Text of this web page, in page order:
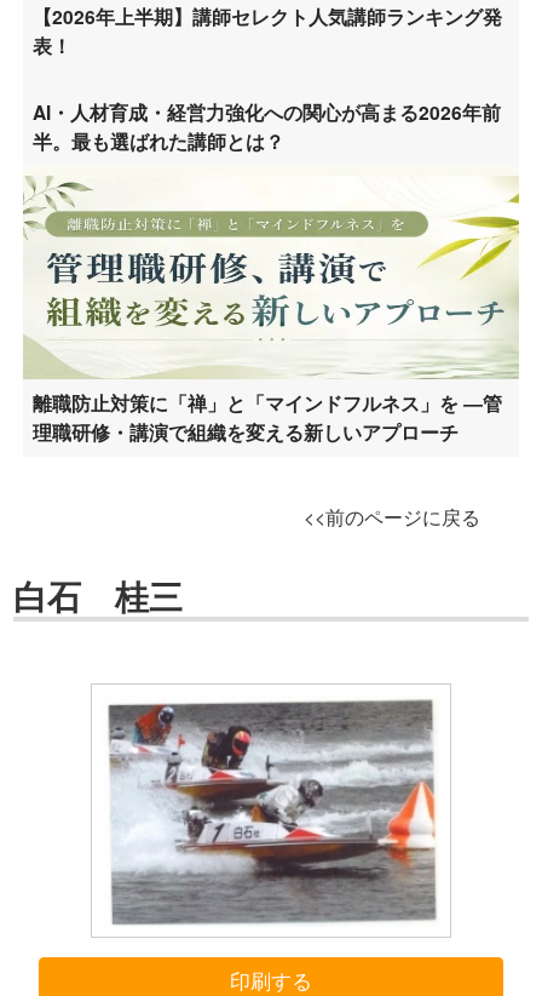
【2026年上半期】講師セレクト人気講師ランキング発
表！
AI・人材育成・経営力強化への関心が高まる2026年前
半。最も選ばれた講師とは？
離職防止対策に「禅」と「マインドフルネス」を ―管
理職研修・講演で組織を変える新しいアプローチ
<<前のページに戻る
白石 桂三
印刷する